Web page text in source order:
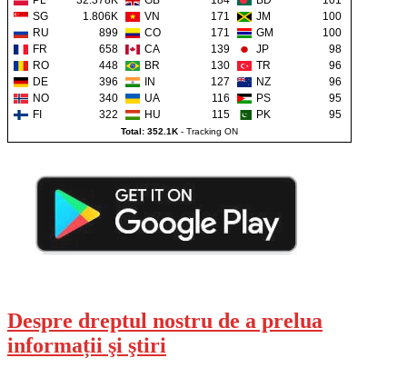
SG
1.806K VN 171 JM
100
RU
899 CO 171 GM
100
FR
658 CA 139 JP
98
RO
448 BR 130 TR
96
DE
396 IN 127 NZ
96
NO
340 UA 116 PS
95
FI
322 HU 115 PK 95
Total: 352.1K - Tracking ON
Despre dreptul nostru de a prelua
informații şi ştiri